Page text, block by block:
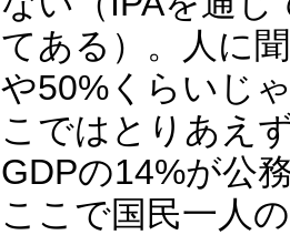
てある）。人に
や50%くらいじ
こではとりあえ
GDPの14%が公
ここで国民一人